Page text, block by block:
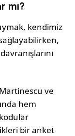
mı?
kendimiz
ve
hem
bir anket